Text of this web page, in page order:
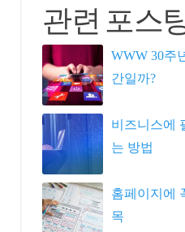
관련 포스
WWW 30주
간일까?
비즈니스에
는 방법
홈페이지에
목